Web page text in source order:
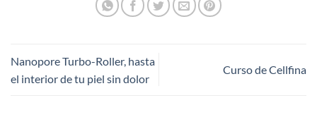
Nanopore Turbo-Roller, hasta
el interior de tu piel sin dolor
Curso de Cellfina